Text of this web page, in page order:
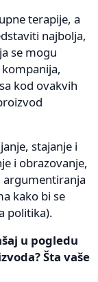
terapije, a
najbolja,
se mogu
kod ovakvih
stajanje i
i obrazovanje,
argumentiranja
kako bi se
politika).
u pogledu
Šta vaše